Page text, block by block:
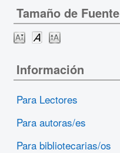
Tamaño de Fuente
Información
Para Lectores
Para autoras/es
Para bibliotecarias/os